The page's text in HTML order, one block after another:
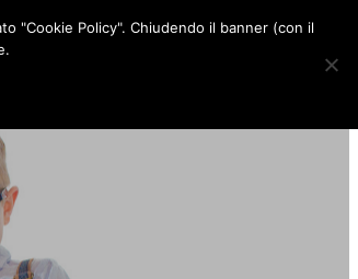
o
g
r
d
"Cookie Policy". Chiudendo il banner (con il